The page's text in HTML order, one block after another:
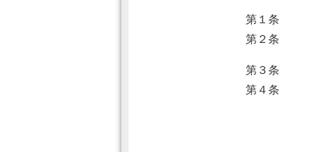
第１条
第２条
第３条
第４条